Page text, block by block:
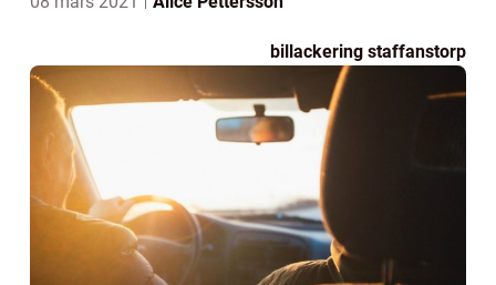
billackering staffanstorp